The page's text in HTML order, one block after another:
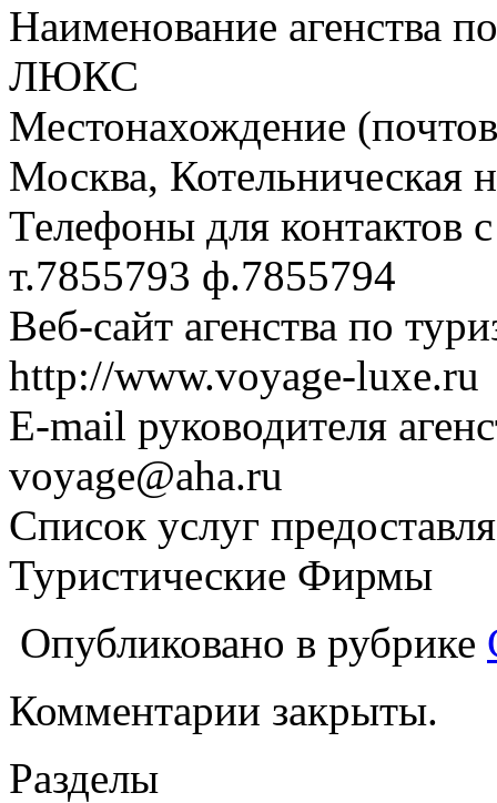
Наименование агенства
ЛЮКС
Местонахождение
Москва, Котельническая
Телефоны для контактов
т.7855793 ф.7855794
Веб-сайт агенства по
http://www.voyage-luxe.ru
E-mail руководителя
voyage@aha.ru
Список услуг
Туристические Фирмы
Опубликовано в рубрике
Комментарии закрыты.
Разделы